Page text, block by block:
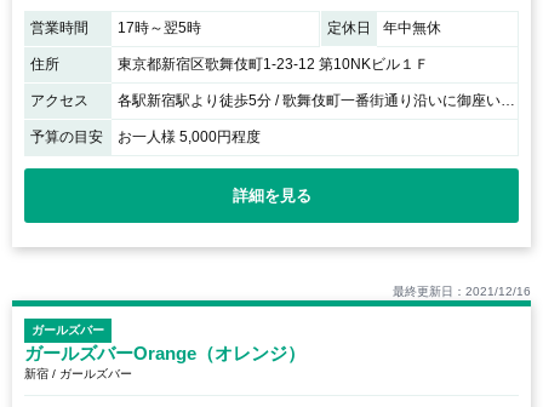
営業時間 17時～翌5時 定休日 年中無休
住所 東京都新宿区歌舞伎町1-23-12 第10NKビル１Ｆ
アクセス
予算の目安 お一人様 5,000円程度
詳細を見る
最終更新日：2021/12/16
ガールズバー
ガールズバーOrange（オレンジ）
新宿 / ガールズバー